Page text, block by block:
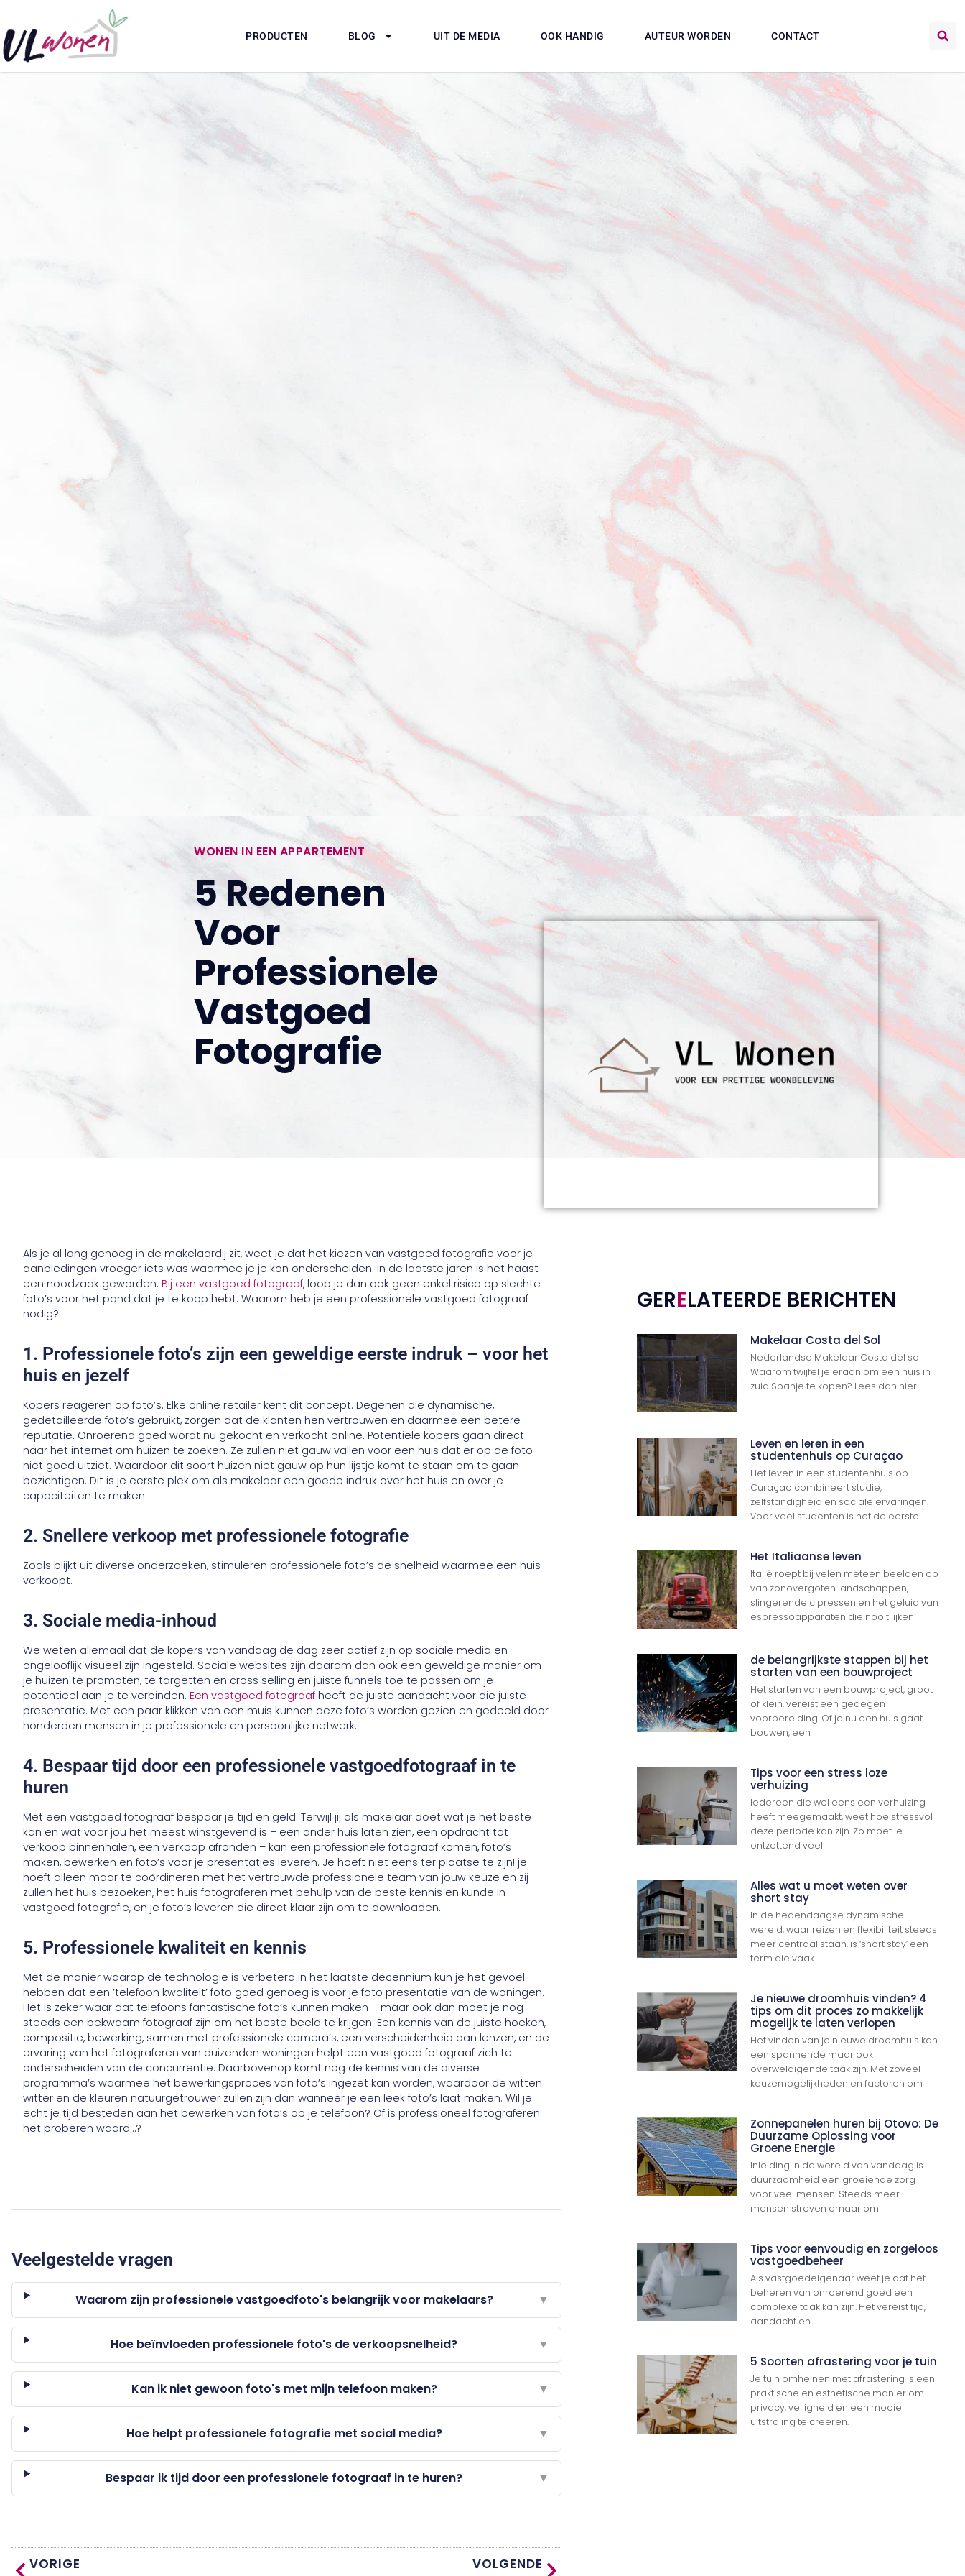
PRODUCTEN BLOG UIT DE MEDIA OOK HANDIG AUTEUR WORDEN CONTACT
WONEN IN EEN APPARTEMENT
5 Redenen
Voor
Professionele
Vastgoed
Fotografie
Als je al lang genoeg in de makelaardij zit, weet je dat het kiezen van vastgoed fotografie voor je
aanbiedingen vroeger iets was waarmee je je kon onderscheiden. In de laatste jaren is het haast
een noodzaak geworden.Bij een vastgoed fotograaf, loop je dan ook geen enkel risico op slechte
foto’s voor het pand dat je te koop hebt. Waarom heb je een professionele vastgoed fotograaf
nodig?
1. Professionele foto’s zijn een geweldige eerste indruk – voor het
huis en jezelf
Kopers reageren op foto’s. Elke online retailer kent dit concept. Degenen die dynamische,
gedetailleerde foto’s gebruikt, zorgen dat de klanten hen vertrouwen en daarmee een betere
reputatie. Onroerend goed wordt nu gekocht en verkocht online. Potentiële kopers gaan direct
naar het internet om huizen te zoeken. Ze zullen niet gauw vallen voor een huis dat er op de foto
niet goed uitziet. Waardoor dit soort huizen niet gauw op hun lijstje komt te staan om te gaan
bezichtigen. Dit is je eerste plek om als makelaar een goede indruk over het huis en over je
capaciteiten te maken.
2. Snellere verkoop met professionele fotografie
Zoals blijkt uit diverse onderzoeken, stimuleren professionele foto’s de snelheid waarmee een huis
verkoopt.
3. Sociale media-inhoud
We weten allemaal dat de kopers van vandaag de dag zeer actief zijn op sociale media en
ongelooflijk visueel zijn ingesteld. Sociale websites zijn daarom dan ook een geweldige manier om
je huizen te promoten, te targetten en cross selling en juiste funnels toe te passen om je
potentieel aan je te verbinden.Een vastgoed fotograaf heeft de juiste aandacht voor die juiste
presentatie. Met een paar klikken van een muis kunnen deze foto’s worden gezien en gedeeld door
honderden mensen in je professionele en persoonlijke netwerk.
4. Bespaar tijd door een professionele vastgoedfotograaf in te
huren
Met een vastgoed fotograaf bespaar je tijd en geld. Terwijl jij als makelaar doet wat je het beste
kan en wat voor jou het meest winstgevend is – een ander huis laten zien, een opdracht tot
verkoop binnenhalen, een verkoop afronden – kan een professionele fotograaf komen, foto’s
maken, bewerken en foto’s voor je presentaties leveren. Je hoeft niet eens ter plaatse te zijn! je
hoeft alleen maar te coördineren met het vertrouwde professionele team van jouw keuze en zij
zullen het huis bezoeken, het huis fotograferen met behulp van de beste kennis en kunde in
vastgoed fotografie, en je foto’s leveren die direct klaar zijn om te downloaden.
5. Professionele kwaliteit en kennis
Met de manier waarop de technologie is verbeterd in het laatste decennium kun je het gevoel
hebben dat een ’telefoon kwaliteit’ foto goed genoeg is voor je foto presentatie van de woningen.
Het is zeker waar dat telefoons fantastische foto’s kunnen maken – maar ook dan moet je nog
steeds een bekwaam fotograaf zijn om het beste beeld te krijgen. Een kennis van de juiste hoeken,
compositie, bewerking, samen met professionele camera’s, een verscheidenheid aan lenzen, en de
ervaring van het fotograferen van duizenden woningen helpt een vastgoed fotograaf zich te
onderscheiden van de concurrentie. Daarbovenop komt nog de kennis van de diverse
programma’s waarmee het bewerkingsproces van foto’s ingezet kan worden, waardoor de witten
witter en de kleuren natuurgetrouwer zullen zijn dan wanneer je een leek foto’s laat maken. Wil je
echt je tijd besteden aan het bewerken van foto’s op je telefoon? Of is professioneel fotograferen
het proberen waard…?
Veelgestelde vragen
Waarom zijn professionele vastgoedfoto's belangrijk voor makelaars? ▼
Hoe beïnvloeden professionele foto's de verkoopsnelheid? ▼
Kan ik niet gewoon foto's met mijn telefoon maken? ▼
Hoe helpt professionele fotografie met social media? ▼
Bespaar ik tijd door een professionele fotograaf in te huren? ▼
VORIGE VOLGENDE
GERELATEERDE BERICHTEN
Makelaar Costa del Sol
Nederlandse Makelaar Costa del sol
Waarom twijfel je eraan om een huis in
zuid Spanje te kopen? Lees dan hier
Leven en leren in een
studentenhuis op Curaçao
Het leven in een studentenhuis op
Curaçao combineert studie,
zelfstandigheid en sociale ervaringen.
Voor veel studenten is het de eerste
Het Italiaanse leven
Italië roept bij velen meteen beelden op
van zonovergoten landschappen,
slingerende cipressen en het geluid van
espressoapparaten die nooit lijken
de belangrijkste stappen bij het
starten van een bouwproject
Het starten van een bouwproject, groot
of klein, vereist een gedegen
voorbereiding. Of je nu een huis gaat
bouwen, een
Tips voor een stress loze
verhuizing
Iedereen die wel eens een verhuizing
heeft meegemaakt, weet hoe stressvol
deze periode kan zijn. Zo moet je
ontzettend veel
Alles wat u moet weten over
short stay
In de hedendaagse dynamische
wereld, waar reizen en flexibiliteit steeds
meer centraal staan, is ‘short stay’ een
term die vaak
Je nieuwe droomhuis vinden? 4
tips om dit proces zo makkelijk
mogelijk te laten verlopen
Het vinden van je nieuwe droomhuis kan
een spannende maar ook
overweldigende taak zijn. Met zoveel
keuzemogelijkheden en factoren om
Zonnepanelen huren bij Otovo: De
Duurzame Oplossing voor
Groene Energie
Inleiding In de wereld van vandaag is
duurzaamheid een groeiende zorg
voor veel mensen. Steeds meer
mensen streven ernaar om
Tips voor eenvoudig en zorgeloos
vastgoedbeheer
Als vastgoedeigenaar weet je dat het
beheren van onroerend goed een
complexe taak kan zijn. Het vereist tijd,
aandacht en
5 Soorten afrastering voor je tuin
Je tuin omheinen met afrastering is een
praktische en esthetische manier om
privacy, veiligheid en een mooie
uitstraling te creëren.